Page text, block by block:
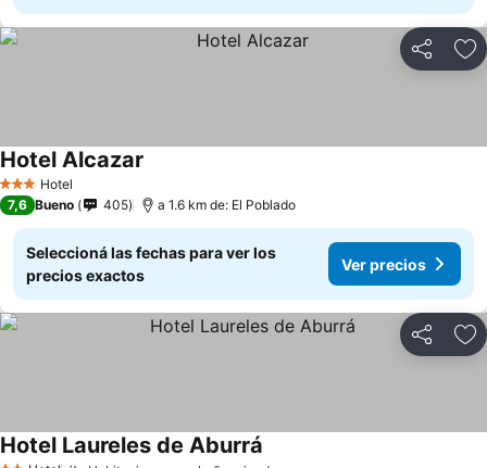
Compartir
3 Estrellas
Hotel
Hotel Alcazar
7,6 Bueno 405 a 1.6 km de: El Poblado
Seleccioná las fechas para ver los
precios exactos
Ver precios
Compartir
Hotel Laureles de Aburrá